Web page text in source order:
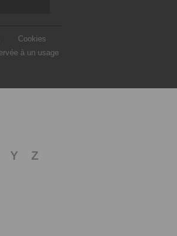
Cookies
à un usage
Y
Z